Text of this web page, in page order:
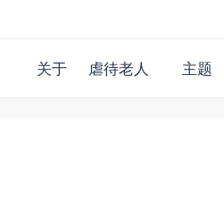
关于 虐待老人 主题